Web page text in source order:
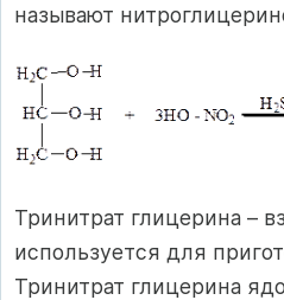
называют
Тринитрат глицерина –
используется для
Тринитрат глицерина